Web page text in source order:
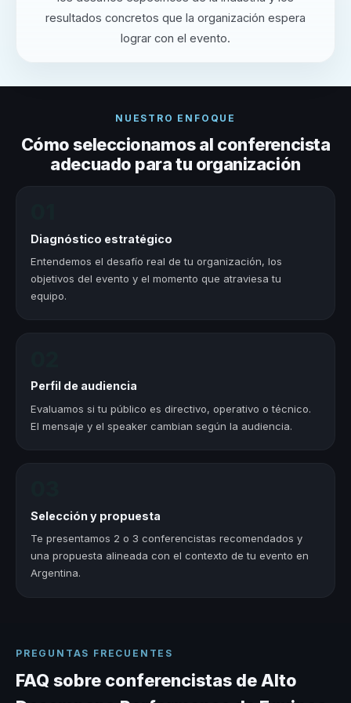
resultados concretos que la organización espera
lograr con el evento.
NUESTRO ENFOQUE
Cómo seleccionamos al conferencista
adecuado para tu organización
Diagnóstico estratégico
Entendemos el desafío real de tu organización, los
objetivos del evento y el momento que atraviesa tu
equipo.
Perfil de audiencia
Evaluamos si tu público es directivo, operativo o técnico.
El mensaje y el speaker cambian según la audiencia.
Selección y propuesta
Te presentamos 2 o 3 conferencistas recomendados y
una propuesta alineada con el contexto de tu evento en
Argentina.
PREGUNTAS FRECUENTES
FAQ sobre conferencistas de Alto